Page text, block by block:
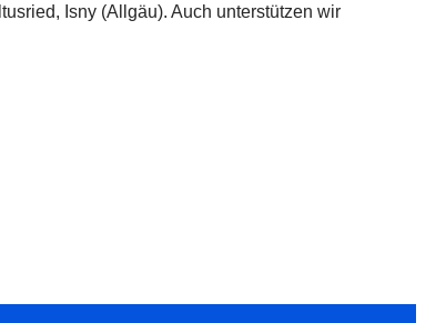
Isny (Allgäu). Auch unterstützen wir